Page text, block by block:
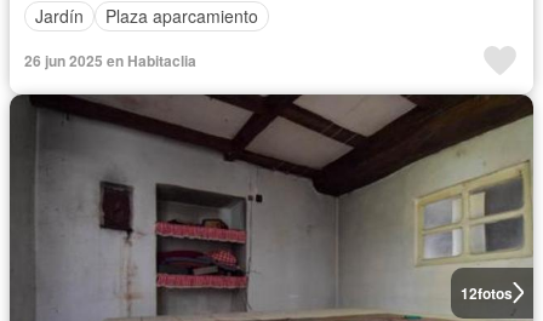
Jardín
Plaza aparcamiento
26 jun 2025 en Habitaclia
12fotos